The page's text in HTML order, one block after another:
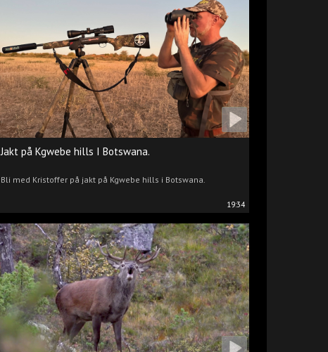
19:34
Jakt på Kgwebe hills I Botswana.
Bli med Kristoffer på jakt på Kgwebe hills i Botswana.